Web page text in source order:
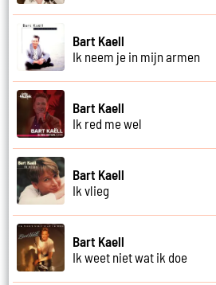
Bart Kaell
Ik neem je in mijn armen
Bart Kaell
Ik red me wel
Bart Kaell
Ik vlieg
Bart Kaell
Ik weet niet wat ik doe